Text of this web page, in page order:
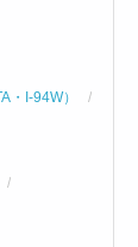
・I-94W）